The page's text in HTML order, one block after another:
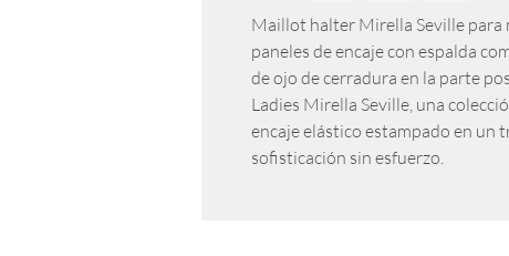
Maillot halter Mirella Seville para
paneles de encaje con espalda
de ojo de cerradura en la parte
Ladies Mirella Seville, una
encaje elástico estampado en un
sofisticación sin esfuerzo.